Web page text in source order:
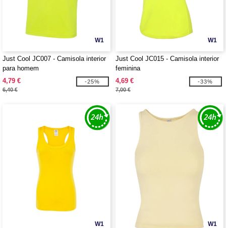
W1
Just Cool JC007 - Camisola interior
para homem
4,79 €
6,40 €
-25%
W1
Just Cool JC015 - Camisola interior
feminina
4,69 €
7,00 €
-33%
W1 W1